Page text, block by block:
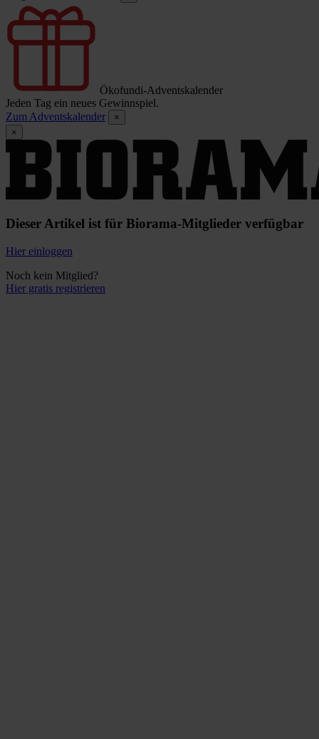
Ökofundi-Adventskalender
Jeden Tag ein neues Gewinnspiel.
Zum Adventskalender
×
×
Dieser Artikel ist für Biorama-Mitglieder verfügbar
Hier einloggen
Noch kein Mitglied?
Hier gratis registrieren